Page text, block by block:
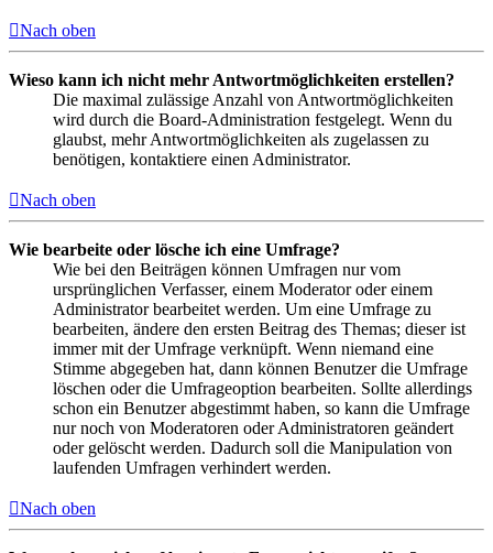
Nach oben
Wieso kann ich nicht mehr Antwortmöglichkeiten erstellen?
Die maximal zulässige Anzahl von Antwortmöglichkeiten
wird durch die Board-Administration festgelegt. Wenn du
glaubst, mehr Antwortmöglichkeiten als zugelassen zu
benötigen, kontaktiere einen Administrator.
Nach oben
Wie bearbeite oder lösche ich eine Umfrage?
Wie bei den Beiträgen können Umfragen nur vom
ursprünglichen Verfasser, einem Moderator oder einem
Administrator bearbeitet werden. Um eine Umfrage zu
bearbeiten, ändere den ersten Beitrag des Themas; dieser ist
immer mit der Umfrage verknüpft. Wenn niemand eine
Stimme abgegeben hat, dann können Benutzer die Umfrage
löschen oder die Umfrageoption bearbeiten. Sollte allerdings
schon ein Benutzer abgestimmt haben, so kann die Umfrage
nur noch von Moderatoren oder Administratoren geändert
oder gelöscht werden. Dadurch soll die Manipulation von
laufenden Umfragen verhindert werden.
Nach oben